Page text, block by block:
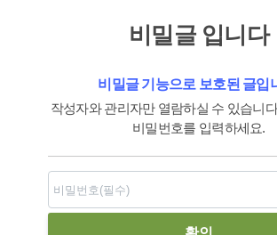
비밀글 입니다
비밀글 기능으로 보호된 글입
작성자와 관리자만 열람하실 수 있습니
비밀번호를 입력하세요.